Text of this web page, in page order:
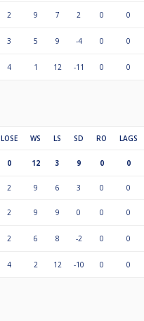
2 9 7 2 0 0
3 5 9 -4 0 0
4 1 12 -11 0 0
LOSE WS LS SD RO LAGS
0 12 3 9 0 0
2 9 6 3 0 0
2 9 9 0 0 0
2 6 8 -2 0 0
4 2 12 -10 0 0